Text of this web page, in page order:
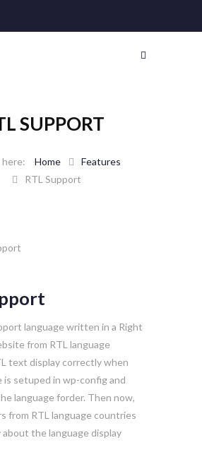
SUPPORT
Home
Features
RTL Support
language written in a Right
from RTL language
text display correctly when
is setuped in wp-config and
language forder. Then now,
from RTL language countries
the language display